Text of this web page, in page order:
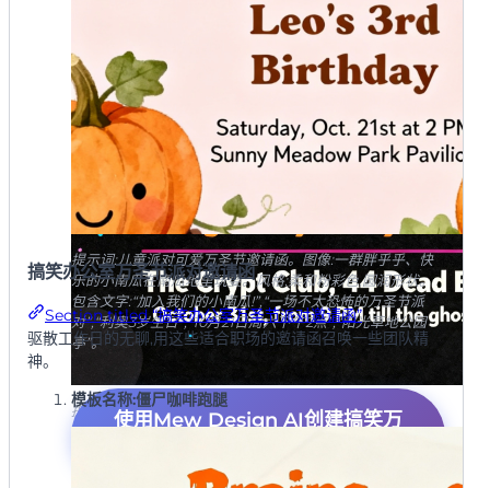
提示词:幽默万圣节舞会派对邀请函。图像:戴着墨镜和金链
子的可爱幽灵在迪斯科球下跳舞。风格:复古70年代氛围,充
舞会派对”,“地窖俱乐部,死胡同路44号”,“10月31日,晚9点至幽
提示词:儿童派对可爱万圣节邀请函。图像:一群胖乎乎、快
乐的小南瓜在南瓜地里玩耍。风格:柔和粉彩色,圆润形状。
包含文字:“加入我们的小南瓜!”,“一场不太恐怖的万圣节派
对”,“利奥3岁生日”,“10月21日周六下午2点”,“阳光草地公园
亭”。
使用Mew Design AI创建搞笑万
搞笑办公室万圣节派对邀请函
Section titled “搞笑办公室万圣节派对邀请函”
驱散工作日的无聊,用这些适合职场的邀请函召唤一些团队精
神。
模板名称:僵尸咖啡跑腿